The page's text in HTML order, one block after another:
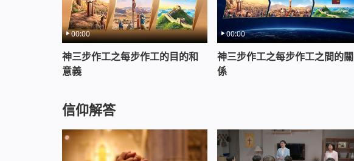
00:00
神三步作工之每步作工的目的和
意義
00:00
神三步作工之每步作工之間的關
係
信仰解答